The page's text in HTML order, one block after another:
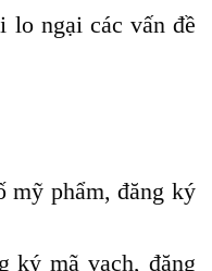
lo ngại các vấn đề
mỹ phẩm, đăng ký
ký mã vạch, đăng